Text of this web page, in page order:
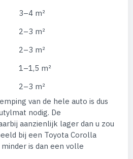
3–4 m²
2–3 m²
2–3 m²
1–1,5 m²
2–3 m²
van de hele auto is dus
nodig. De
aanzienlijk lager dan u zou
bij een Toyota Corolla
is dan een volle